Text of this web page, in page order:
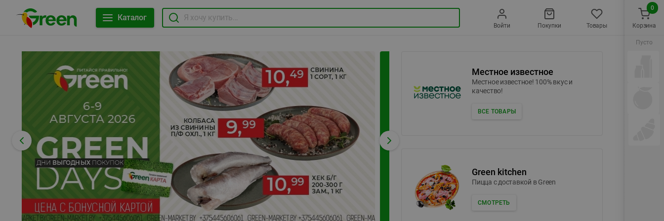
Каталог
Войти Покупки Товары
Местное известное
Местное известное! 100% вкус и
качество!
ВСЕ ТОВАРЫ
Green kitchen
Пицца c доставкой в Green
СМОТРЕТЬ
Корзина
0
Пусто